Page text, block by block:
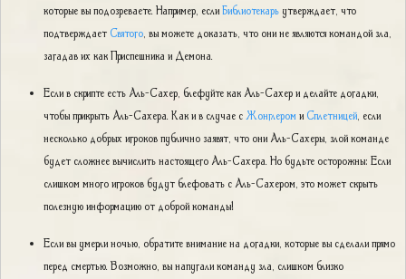
которые вы подозреваете. Например, еслиБиблиотекарь утверждает, что
подтверждает Святого , вы можете доказать, что они не являются командой зла,
загадав их как Приспешника и Демона.
Если в скрипте есть Аль-Сахер, блефуйте как Аль-Сахер и делайте догадки,
чтобы прикрыть Аль-Сахера. Как и в случае с Жонглероми Сплетницей , если
несколько добрых игроков публично заявят, что они Аль-Сахеры, злой команде
будет сложнее вычислить настоящего Аль-Сахера. Но будьте осторожны: Если
слишком много игроков будут блефовать с Аль-Сахером, это может скрыть
полезную информацию от доброй команды!
Если вы умерли ночью, обратите внимание на догадки, которые вы сделали прямо
перед смертью. Возможно, вы напугали команду зла, слишком близко